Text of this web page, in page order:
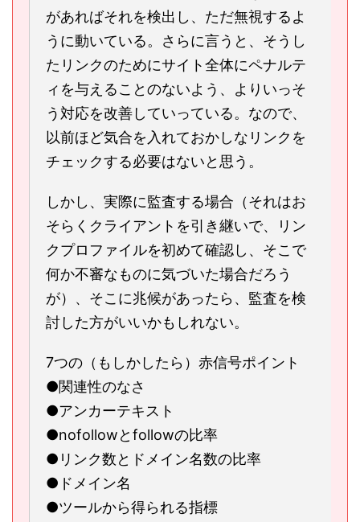
があればそれを検出し、ただ無視するよ
うに動いている。さらに言うと、そうし
たリンクのためにサイト全体にペナルテ
ィを与えることのないよう、よりいっそ
う対応を改善していっている。なので、
以前ほど気合を入れておかしなリンクを
チェックする必要はないと思う。
しかし、実際に監査する場合（それはお
そらくクライアントを引き継いで、リン
クプロファイルを初めて確認し、そこで
何か不審なものに気づいた場合だろう
が）、そこに兆候があったら、監査を検
討した方がいいかもしれない。
7つの（もしかしたら）赤信号ポイント
●関連性のなさ
●アンカーテキスト
●nofollowとfollowの比率
●リンク数とドメイン名数の比率
●ドメイン名
●ツールから得られる指標